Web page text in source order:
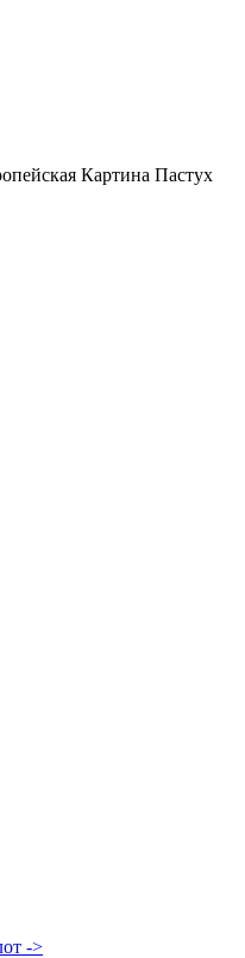
Картина Пастух
->